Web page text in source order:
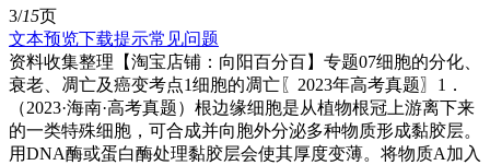
3/15页
文本预览下载提示常见问题
资料收集整理【淘宝店铺：向阳百分百】专题07细胞的分化、
衰老、凋亡及癌变考点1细胞的凋亡〖2023年高考真题〗1．
（2023·海南·高考真题）根边缘细胞是从植物根冠上游离下来
的一类特殊细胞，可合成并向胞外分泌多种物质形成黏胶层。
用DNA酶或蛋白酶处理黏胶层会使其厚度变薄。将物质A加入